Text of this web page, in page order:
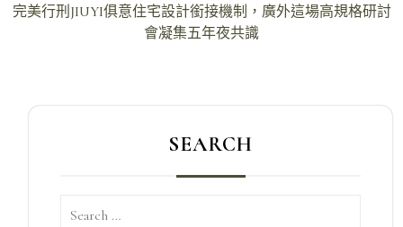
導
完美行刑JIUYI俱意住宅設計銜接機制，廣外這場高規格研討
會凝集五年夜共識
SEARCH